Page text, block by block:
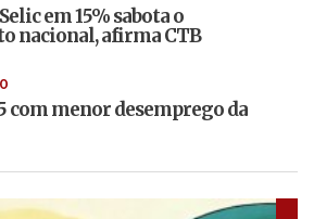
em 15% sabota o
nacional, afirma CTB
com menor desemprego da